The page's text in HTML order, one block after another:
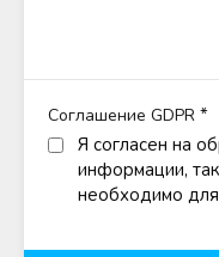
Соглашение GDPR *
Я согласен на
информации,
необходимо